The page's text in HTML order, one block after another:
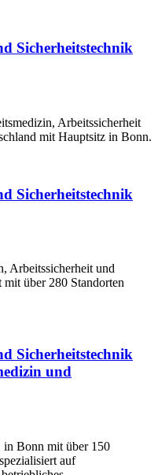
Sicherheitstechnik
Arbeitssicherheit
mit Hauptsitz in Bonn.
Sicherheitstechnik
Arbeitssicherheit und
mit über 280 Standorten
Sicherheitstechnik
und
Bonn mit über 150
auf